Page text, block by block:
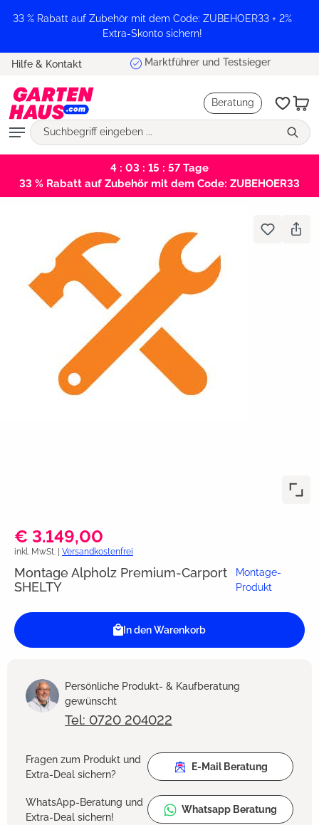
springen
33 % Rabatt auf Zubehör mit dem Code: ZUBEHOER33 + 2%
Extra-Skonto sichern!
Hilfe & Kontakt Marktführer und Testsieger
Beratung
4 : 03 : 15 : 57Tage
33 % Rabatt auf Zubehör mit dem Code: ZUBEHOER33
€ 3.149,00
inkl. MwSt. | Versandkostenfrei
Montage Alpholz Premium-Carport
SHELTY
Montage-
Produkt
In den Warenkorb
Persönliche Produkt- & Kaufberatung
gewünscht
Tel: 0720 204022
Fragen zum Produkt und
Extra-Deal sichern?
E-Mail Beratung
WhatsApp-Beratung und
Extra-Deal sichern!
Whatsapp Beratung